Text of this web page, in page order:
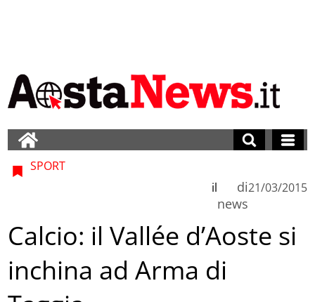
SPORT
di
news
il 21/03/2015
Calcio: il Vallée d’Aoste si
inchina ad Arma di